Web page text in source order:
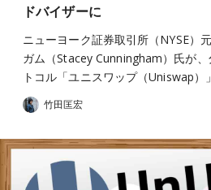
ドバイザーに
ニューヨーク証券取引所（NYSE）
ガム（Stacey Cunningham）氏が
トコル「ユニスワップ（Uniswap
竹田匡宏